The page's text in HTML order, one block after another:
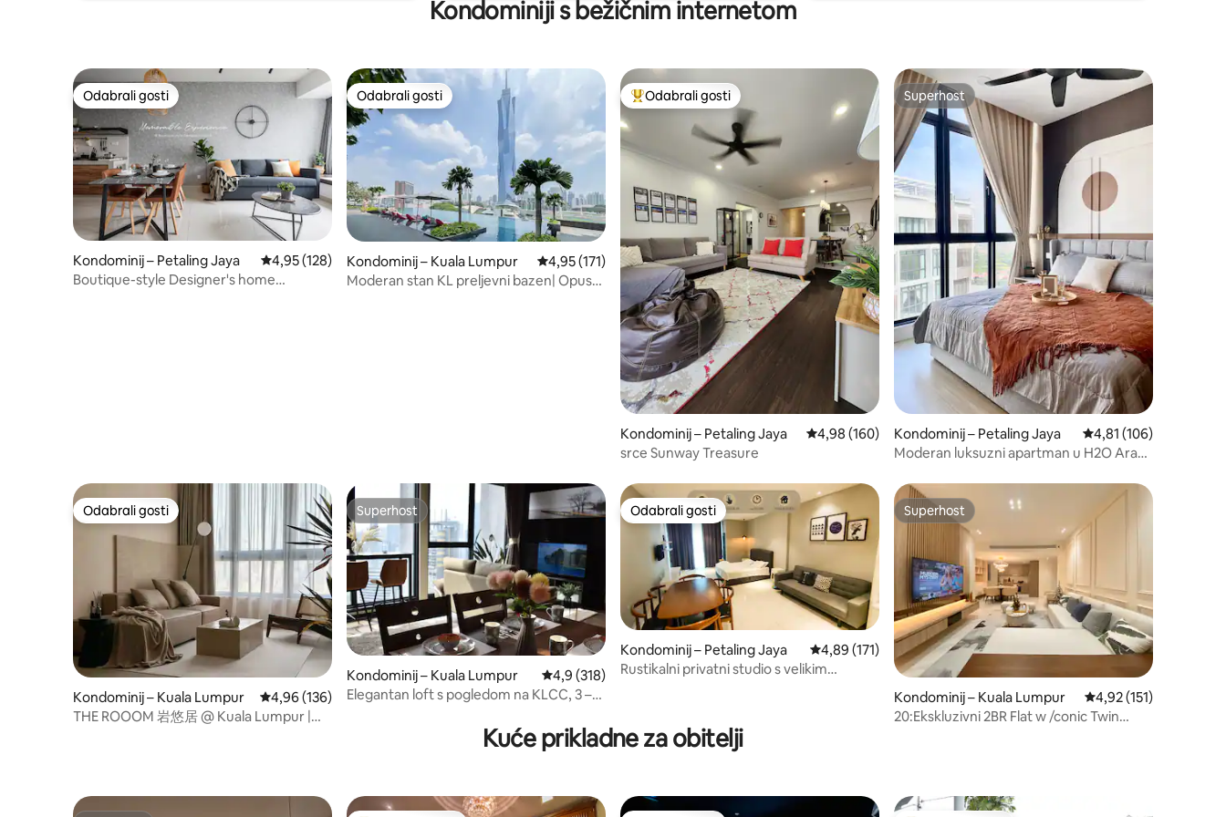
Kondominiji s bežičnim internetom
Odabrali gosti
Odabrali gosti
Kondominij – Petaling Jaya Prosječna ocjena: 4,95/5, recenzija: 128
4,95 (128)
Boutique-style Designer's home
Odabrali gosti
Odabrali gosti
Kondominij – Kuala Lumpur Prosječna ocjena: 4,95/5, recenzija: 171
4,95 (171)
Moderan stan KL preljevni bazen| Opus
Među najviše rangiranima s oznakom „Odabrali gosti”
Odabrali gosti
Kondominij – Petaling Jaya Prosječna ocjena: 4,98/5, recenzija: 160
4,98 (160)
srce Sunway Treasure
Superhost
Superhost
Kondominij – Petaling Jaya Prosječna ocjena:
4,81 (106)
Moderan luksuzni apartman u H2O Ara
Odabrali gosti
Odabrali gosti
Kondominij – Kuala Lumpur Prosječna ocjena: 4,96/5, recenzija: 136
4,96 (136)
THE ROOOM 岩悠居 @ Kuala Lumpur |
Superhost
Superhost
Kondominij – Kuala Lumpur Prosječna ocjena: 4,9/5, recenzija: 318
4,9 (318)
Elegantan loft s pogledom na KLCC, 3 –
Odabrali gosti
Odabrali gosti
Kondominij – Petaling Jaya Prosječna ocjena: 4,89/5, recenzija: 171
4,89 (171)
Rustikalni privatni studio s velikim
Superhost
Superhost
Kondominij – Kuala Lumpur Prosječna ocjena:
4,92 (151)
20:Ekskluzivni 2BR Flat w /conic Twin
Kuće prikladne za obitelji